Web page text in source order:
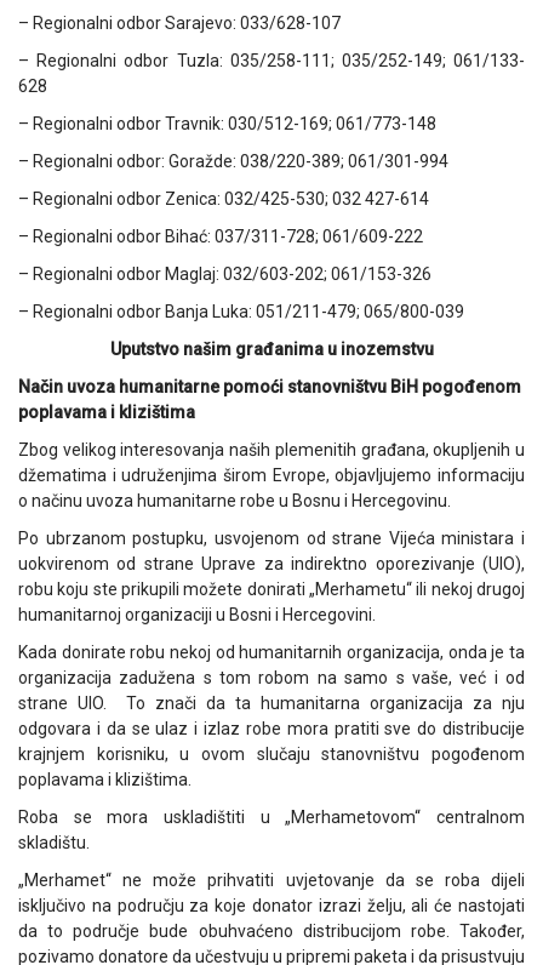
– Regionalni odbor Sarajevo: 033/628-107
– Regionalni odbor Tuzla: 035/258-111; 035/252-149; 061/133-
628
– Regionalni odbor Travnik: 030/512-169; 061/773-148
– Regionalni odbor: Goražde: 038/220-389; 061/301-994
– Regionalni odbor Zenica: 032/425-530; 032 427-614
– Regionalni odbor Bihać: 037/311-728; 061/609-222
– Regionalni odbor Maglaj: 032/603-202; 061/153-326
– Regionalni odbor Banja Luka: 051/211-479; 065/800-039
Uputstvo našim građanima u inozemstvu
Način uvoza humanitarne pomoći stanovništvu BiH pogođenom
poplavama i klizištima
Zbog velikog interesovanja naših plemenitih građana, okupljenih u
džematima i udruženjima širom Evrope, objavljujemo informaciju
o načinu uvoza humanitarne robe u Bosnu i Hercegovinu.
Po ubrzanom postupku, usvojenom od strane Vijeća ministara i
uokvirenom od strane Uprave za indirektno oporezivanje (UIO),
robu koju ste prikupili možete donirati „Merhametu“ ili nekoj drugoj
humanitarnoj organizaciji u Bosni i Hercegovini.
Kada donirate robu nekoj od humanitarnih organizacija, onda je ta
organizacija zadužena s tom robom na samo s vaše, već i od
strane UIO. To znači da ta humanitarna organizacija za nju
odgovara i da se ulaz i izlaz robe mora pratiti sve do distribucije
krajnjem korisniku, u ovom slučaju stanovništvu pogođenom
poplavama i klizištima.
Roba se mora uskladištiti u „Merhametovom“ centralnom
skladištu.
„Merhamet“ ne može prihvatiti uvjetovanje da se roba dijeli
isključivo na području za koje donator izrazi želju, ali će nastojati
da to područje bude obuhvaćeno distribucijom robe. Također,
pozivamo donatore da učestvuju u pripremi paketa i da prisustvuju